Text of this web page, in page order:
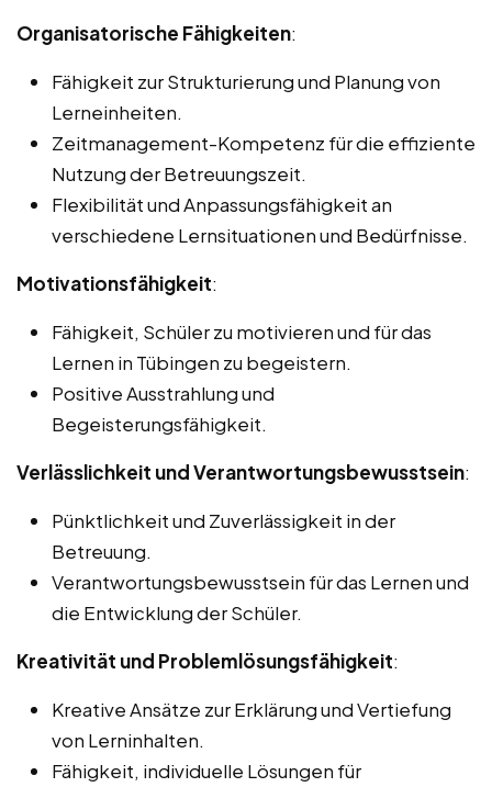
Organisatorische Fähigkeiten:
Fähigkeit zur Strukturierung und Planung von
Lerneinheiten.
Zeitmanagement-Kompetenz für die effiziente
Nutzung der Betreuungszeit.
Flexibilität und Anpassungsfähigkeit an
verschiedene Lernsituationen und Bedürfnisse.
Motivationsfähigkeit:
Fähigkeit, Schüler zu motivieren und für das
Lernen in Tübingen zu begeistern.
Positive Ausstrahlung und
Begeisterungsfähigkeit.
Verlässlichkeit und Verantwortungsbewusstsein:
Pünktlichkeit und Zuverlässigkeit in der
Betreuung.
Verantwortungsbewusstsein für das Lernen und
die Entwicklung der Schüler.
Kreativität und Problemlösungsfähigkeit:
Kreative Ansätze zur Erklärung und Vertiefung
von Lerninhalten.
Fähigkeit, individuelle Lösungen für